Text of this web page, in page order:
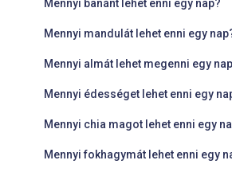
Mennyi banánt lehet enni egy nap?
Mennyi mandulát lehet enni egy
Mennyi almát lehet megenni egy
Mennyi édességet lehet enni egy
Mennyi chia magot lehet enni egy
Mennyi fokhagymát lehet enni egy